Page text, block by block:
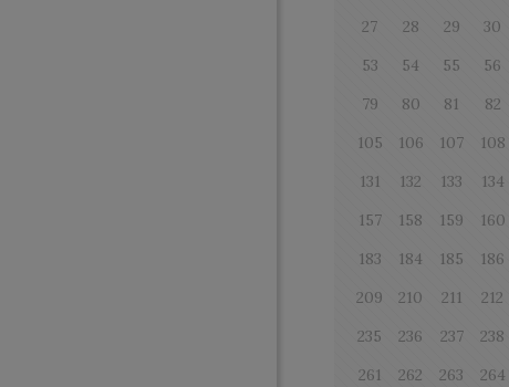
27
28 29 30
53
54 55 56
79
80 81 82
105
106 107 108
131
132 133 134
157
158 159 160
183
184 185 186
209
210 211 212
235
236 237 238
261
262 263 264